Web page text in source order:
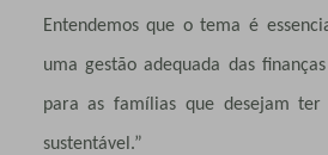
Entendemos que o tema é
uma gestão adequada das
para as famílias que desejam ter
sustentável.”